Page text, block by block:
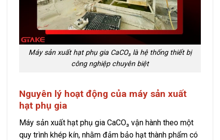
Máy sản xuất hạt phụ gia CaCO₃ là hệ thống thiết bị
công nghiệp chuyên biệt
Nguyên lý hoạt động của máy sản xuất
hạt phụ gia
Máy sản xuất hạt phụ gia CaCO₃ vận hành theo một
quy trình khép kín, nhằm đảm bảo hạt thành phẩm có